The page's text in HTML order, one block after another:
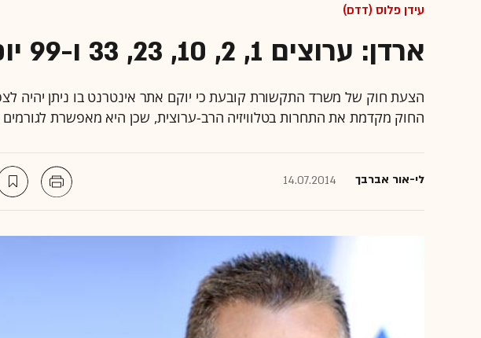
עידן פלוס (DTT)
ארדן: ערוצים 1, 2, 10, 23, 33 ו-99 יופצו גם באינטרנט
הצעת חוק של משרד התקשורת קובעת כי יוקם אתר אינטרנט בו ניתן יהיה
החוק מקדמת את התחרות בטלוויזיה הרב-ערוצית, שכן היא מאפשרת לגורמים
לי-אור אברבך 14.07.2014